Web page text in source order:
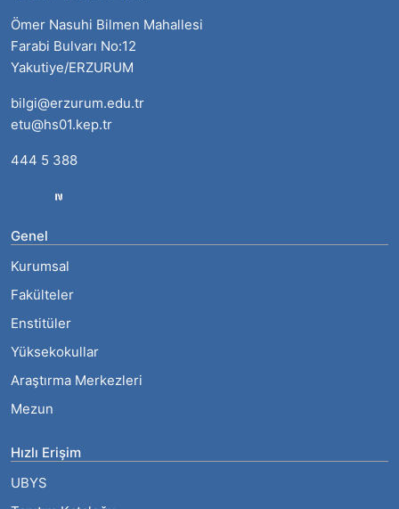
Ömer Nasuhi Bilmen Mahallesi
Farabi Bulvarı No:12
Yakutiye/ERZURUM
bilgi@erzurum.edu.tr
etu@hs01.kep.tr
444 5 388
Genel
Kurumsal
Fakülteler
Enstitüler
Yüksekokullar
Araştırma Merkezleri
Mezun
Hızlı Erişim
UBYS